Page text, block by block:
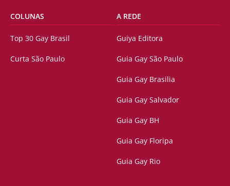
COLUNAS
Top 30 Gay Brasil
Curta São Paulo
A REDE
Guiya Editora
Guia Gay São Paulo
Guia Gay Brasilia
Guia Gay Salvador
Guia Gay BH
Guia Gay Floripa
Guia Gay Rio